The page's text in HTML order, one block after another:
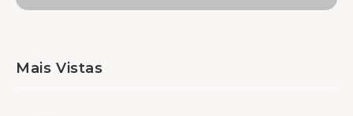
Mais Vistas